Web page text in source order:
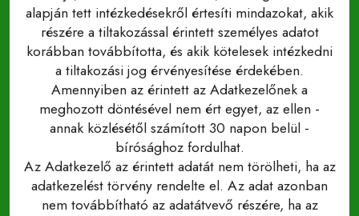
alapján tett intézkedésekről értesíti mindazokat, akik
részére a tiltakozással érintett személyes adatot
korábban továbbította, és akik kötelesek intézkedni
a tiltakozási jog érvényesítése érdekében.
Amennyiben az érintett az Adatkezelőnek a
meghozott döntésével nem ért egyet, az ellen -
annak közlésétől számított 30 napon belül -
bírósághoz fordulhat.
Az Adatkezelő az érintett adatát nem törölheti, ha az
adatkezelést törvény rendelte el. Az adat azonban
nem továbbítható az adatátvevő részére, ha az